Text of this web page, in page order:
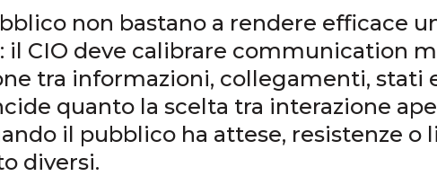
non bastano a rendere efficace
il CIO deve calibrare communication
tra informazioni, collegamenti, stati
quanto la scelta tra interazione
il pubblico ha attese, resistenze o
diversi.